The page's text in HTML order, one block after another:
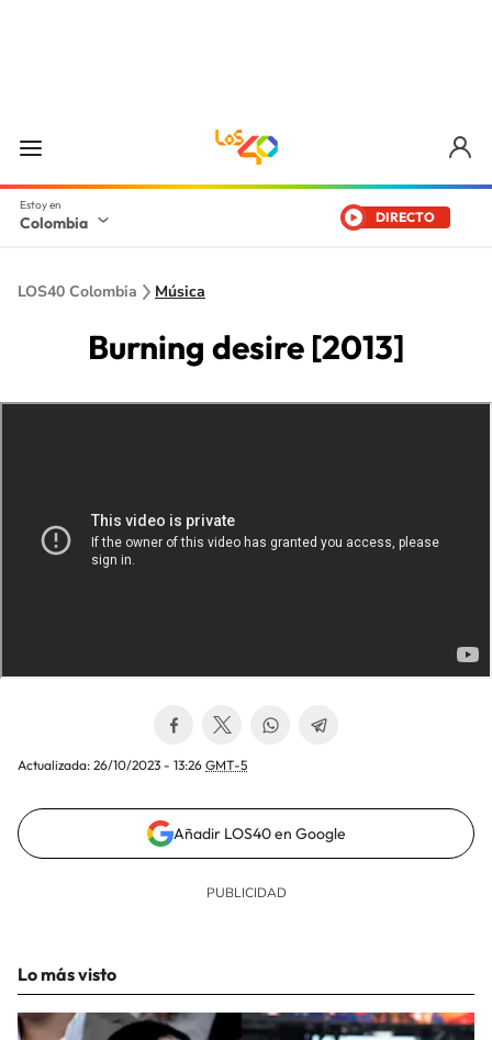
Colombia DIRECTO
LOS40 Colombia Música
Burning desire [2013]
Actualizada: 26/10/2023 - 13:26 GMT-5
Añadir LOS40 en Google
Lo más visto